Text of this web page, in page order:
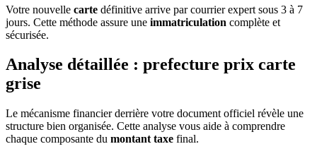
Votre nouvelle carte définitive arrive par courrier expert sous 3 à 7
jours. Cette méthode assure une immatriculation complète et
sécurisée.
Analyse détaillée : prefecture prix carte
grise
Le mécanisme financier derrière votre document officiel révèle une
structure bien organisée. Cette analyse vous aide à comprendre
chaque composante du montant taxe final.